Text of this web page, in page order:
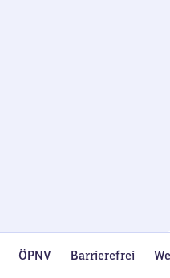
ÖPNV Barrierefrei